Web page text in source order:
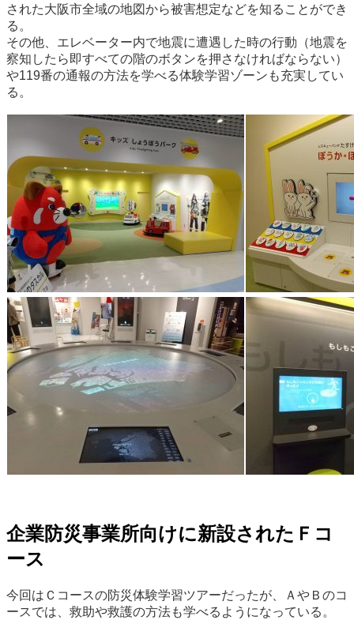
された大阪市全域の地図から被害想定などを知ることができ
る。
その他、エレベーター内で地震に遭遇した時の行動（地震を
察知したら即すべての階のボタンを押さなければならない）
や119番の通報の方法を学べる体験学習ゾーンも充実してい
る。
企業防災事業所向けに新設されたＦコ
ース
今回はＣコースの防災体験学習ツアーだったが、ＡやＢのコ
ースでは、救助や救護の方法も学べるようになっている。